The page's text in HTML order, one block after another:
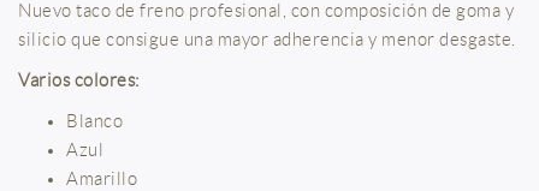
Nuevo taco de freno profesional, con composición de goma y
silicio que consigue una mayor adherencia y menor desgaste.
Varios colores:
Blanco
Azul
Amarillo